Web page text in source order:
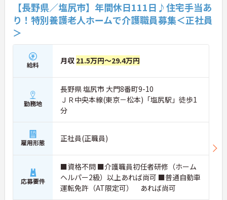
【長野県／塩尻市】年間休日111日♪住宅手当あ
り！特別養護老人ホームで介護職員募集＜正社員
＞
給料 月収 21.5万円～29.4万円
勤務地
長野県 塩尻市 大門8番町9-10
ＪＲ中央本線(東京－松本)「塩尻駅」徒歩1
分
雇用形態 正社員(正職員)
応募要件
■資格不問 ■介護職員初任者研修（ホーム
ヘルパー2級）以上あれば尚可 ■普通自動車
運転免許（AT限定可） あれば尚可